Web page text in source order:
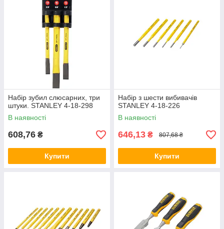
Набір зубил слюсарних, три
штуки. STANLEY 4-18-298
В наявності
608,76 ₴
Купити
Набір з шести вибивачів
STANLEY 4-18-226
В наявності
646,13 ₴ 807,68 ₴
Купити